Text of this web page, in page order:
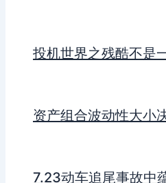
投机世界之残酷不是
资产组合波动性大小
7.23动车追尾事故中